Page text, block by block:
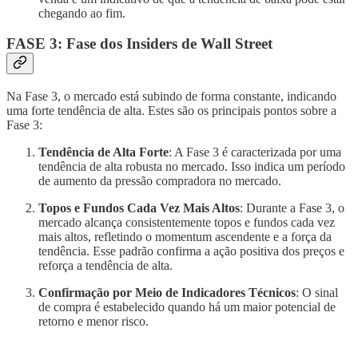
chegando ao fim.
FASE 3: Fase dos Insiders de Wall Street
Na Fase 3, o mercado está subindo de forma constante, indicando
uma forte tendência de alta. Estes são os principais pontos sobre a
Fase 3:
Tendência de Alta Forte: A Fase 3 é caracterizada por uma
tendência de alta robusta no mercado. Isso indica um período
de aumento da pressão compradora no mercado.
Topos e Fundos Cada Vez Mais Altos: Durante a Fase 3, o
mercado alcança consistentemente topos e fundos cada vez
mais altos, refletindo o momentum ascendente e a força da
tendência. Esse padrão confirma a ação positiva dos preços e
reforça a tendência de alta.
Confirmação por Meio de Indicadores Técnicos: O sinal
de compra é estabelecido quando há um maior potencial de
retorno e menor risco.